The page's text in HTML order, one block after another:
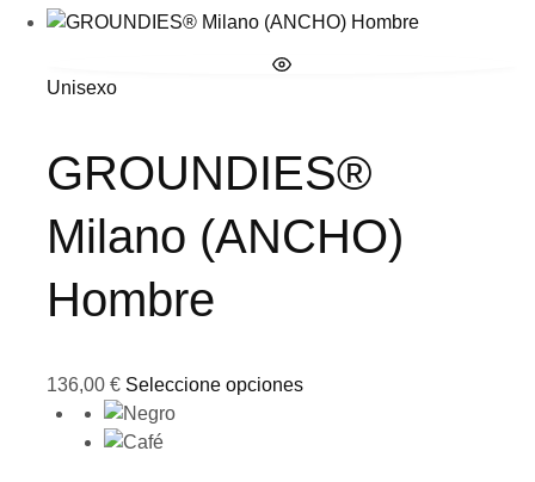
Unisexo
GROUNDIES®
Milano (ANCHO)
Hombre
136,00 € Seleccione opciones